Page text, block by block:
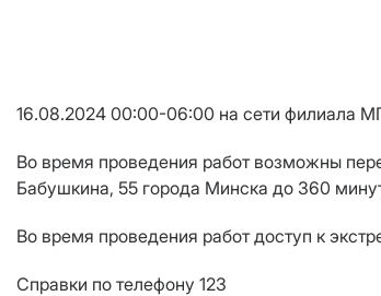
16.08.2024 00:00-06:00 на сети филиала
Во время проведения работ возможны
Бабушкина, 55 города Минска до 360
Во время проведения работ доступ к
Справки по телефону 123